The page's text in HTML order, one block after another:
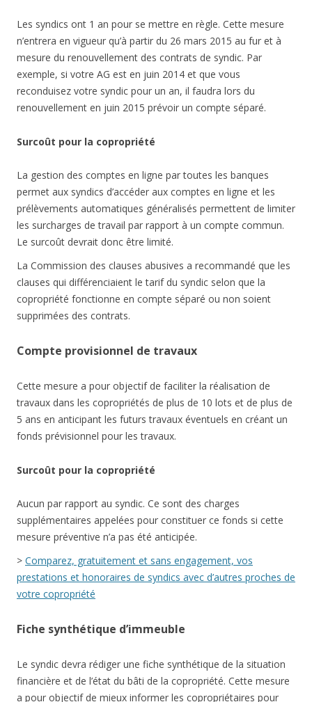
Les syndics ont 1 an pour se mettre en règle. Cette mesure
n’entrera en vigueur qu’à partir du 26 mars 2015 au fur et à
mesure du renouvellement des contrats de syndic. Par
exemple, si votre AG est en juin 2014 et que vous
reconduisez votre syndic pour un an, il faudra lors du
renouvellement en juin 2015 prévoir un compte séparé.
Surcoût pour la copropriété
La gestion des comptes en ligne par toutes les banques
permet aux syndics d’accéder aux comptes en ligne et les
prélèvements automatiques généralisés permettent de limiter
les surcharges de travail par rapport à un compte commun.
Le surcoût devrait donc être limité.
La Commission des clauses abusives a recommandé que les
clauses qui différenciaient le tarif du syndic selon que la
copropriété fonctionne en compte séparé ou non soient
supprimées des contrats.
Compte provisionnel de travaux
Cette mesure a pour objectif de faciliter la réalisation de
travaux dans les copropriétés de plus de 10 lots et de plus de
5 ans en anticipant les futurs travaux éventuels en créant un
fonds prévisionnel pour les travaux.
Surcoût pour la copropriété
Aucun par rapport au syndic. Ce sont des charges
supplémentaires appelées pour constituer ce fonds si cette
mesure préventive n’a pas été anticipée.
> Comparez, gratuitement et sans engagement, vos
prestations et honoraires de syndics avec d’autres proches de
votre copropriété
Fiche synthétique d’immeuble
Le syndic devra rédiger une fiche synthétique de la situation
financière et de l’état du bâti de la copropriété. Cette mesure
a pour objectif de mieux informer les copropriétaires pour